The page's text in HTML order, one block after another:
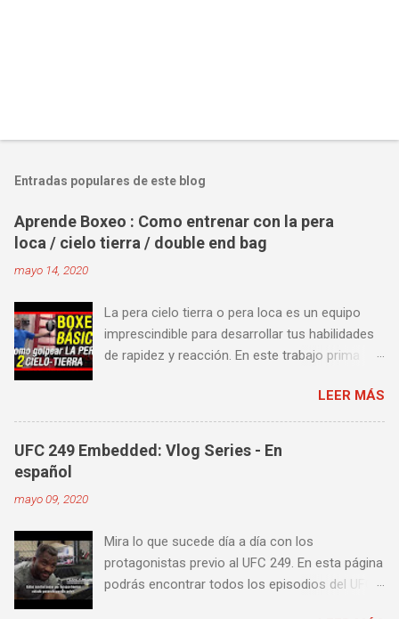
Entradas populares de este blog
Aprende Boxeo : Como entrenar con la pera
loca / cielo tierra / double end bag
mayo 14, 2020
La pera cielo tierra o pera loca es un equipo
imprescindible para desarrollar tus habilidades
de rapidez y reacción. En este trabajo prima
fuerza o la contundencia. Este trabajo también
es fenomenal para desarrollar esquives y
contra golpes a alta velocidad; así como
también las entradas rápidas para acortar
algunos videos donde puedes aprender a
golpear la pera cielo tierra o pera loca. En esta
lista de videos podrás ver diversos tipos de
LEER MÁS
UFC 249 Embedded: Vlog Series - En
español
mayo 09, 2020
Mira lo que sucede día a día con los
protagonistas previo al UFC 249. En esta página
podrás encontrar todos los episodios del UFC